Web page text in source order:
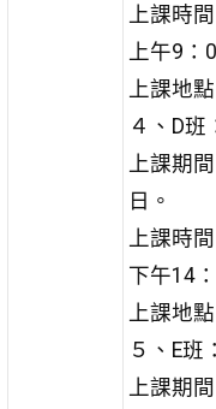
上課時
上午9：
上課地
４、D班
上課期
日。
上課時
下午14
上課地
５、E班：
上課期